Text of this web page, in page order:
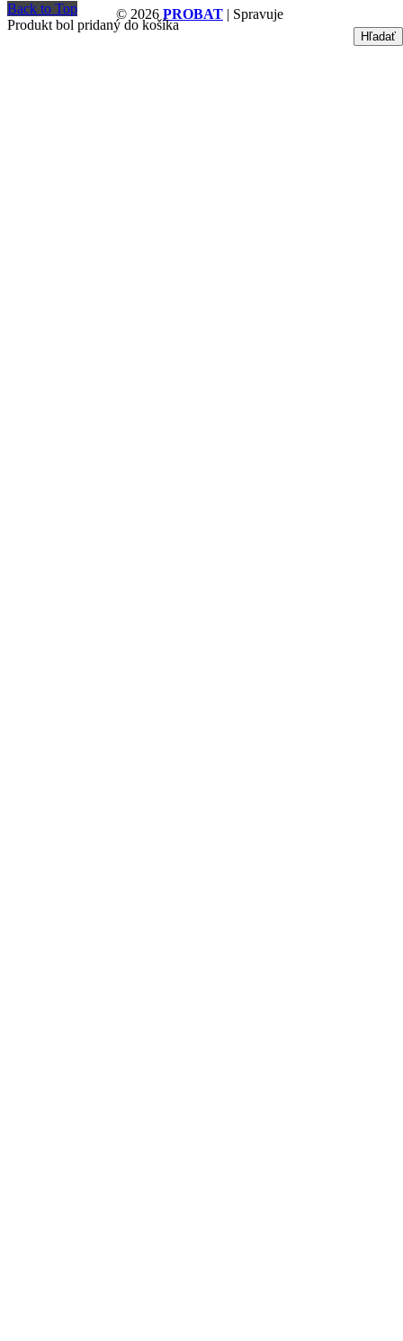
© 2026 PROBAT | Spravuje
Back to Top
Produkt bol pridaný do košíka